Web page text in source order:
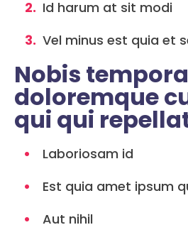
Id harum at sit modi
Vel minus est quia et
Nobis
doloremque
qui qui
Laboriosam id
Est quia amet ipsum
Aut nihil